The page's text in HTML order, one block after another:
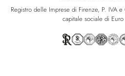
Registro delle Imprese di Firenze, P. IVA
capitale sociale di